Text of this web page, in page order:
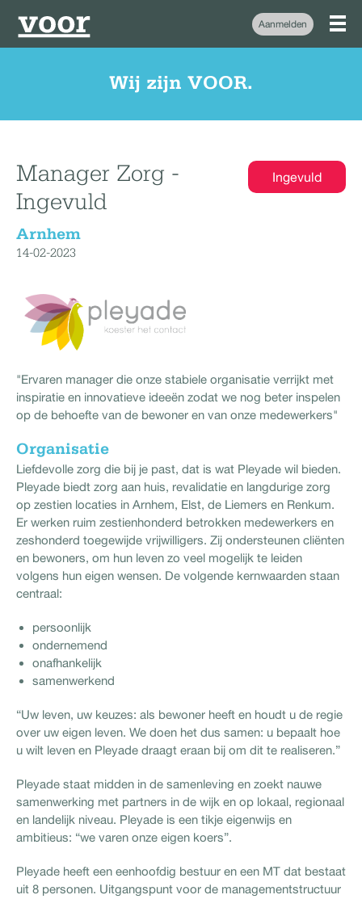
Aanmelden
Wij zijn VOOR.
Ingevuld
Manager Zorg -
Ingevuld
Arnhem
14-02-2023
"Ervaren manager die onze stabiele organisatie verrijkt met
inspiratie en innovatieve ideeën zodat we nog beter inspelen
op de behoefte van de bewoner en van onze medewerkers"
Organisatie
Liefdevolle zorg die bij je past, dat is wat Pleyade wil bieden.
Pleyade biedt zorg aan huis, revalidatie en langdurige zorg
op zestien locaties in Arnhem, Elst, de Liemers en Renkum.
Er werken ruim zestienhonderd betrokken medewerkers en
zeshonderd toegewijde vrijwilligers. Zij ondersteunen cliënten
en bewoners, om hun leven zo veel mogelijk te leiden
volgens hun eigen wensen. De volgende kernwaarden staan
centraal:
persoonlijk
ondernemend
onafhankelijk
samenwerkend
“Uw leven, uw keuzes: als bewoner heeft en houdt u de regie
over uw eigen leven. We doen het dus samen: u bepaalt hoe
u wilt leven en Pleyade draagt eraan bij om dit te realiseren.”
Pleyade staat midden in de samenleving en zoekt nauwe
samenwerking met partners in de wijk en op lokaal, regionaal
en landelijk niveau. Pleyade is een tikje eigenwijs en
ambitieus: “we varen onze eigen koers”.
Pleyade heeft een eenhoofdig bestuur en een MT dat bestaat
uit 8 personen. Uitgangspunt voor de managementstructuur